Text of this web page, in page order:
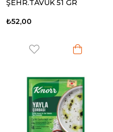
ŞEHR.TAVUK 51 GR
₺52,00